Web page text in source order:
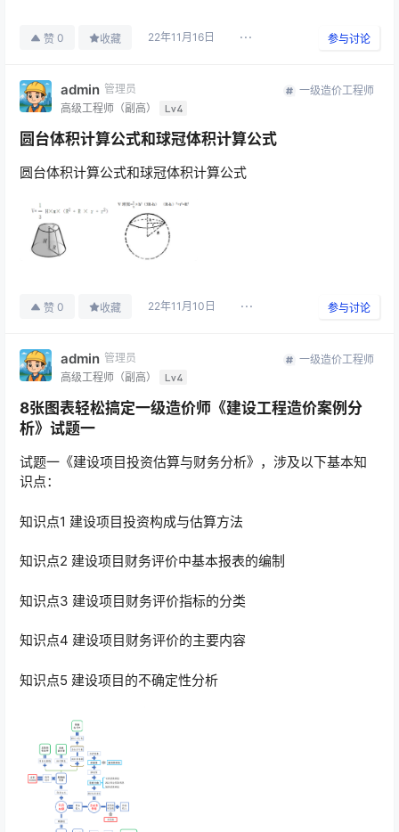
赞 0 收藏 22年11月16日 参与讨论
admin 管理员
高级工程师（副高）
Lv4
一级造价工程师
圆台体积计算公式和球冠体积计算公式
圆台体积计算公式和球冠体积计算公式
赞 0 收藏 22年11月10日 参与讨论
admin 管理员
高级工程师（副高）
Lv4
一级造价工程师
8张图表轻松搞定一级造价师《建设工程造价案例分
析》试题一
试题一《建设项目投资估算与财务分析》，涉及以下基本知
识点：
知识点1 建设项目投资构成与估算方法
知识点2 建设项目财务评价中基本报表的编制
知识点3 建设项目财务评价指标的分类
知识点4 建设项目财务评价的主要内容
知识点5 建设项目的不确定性分析